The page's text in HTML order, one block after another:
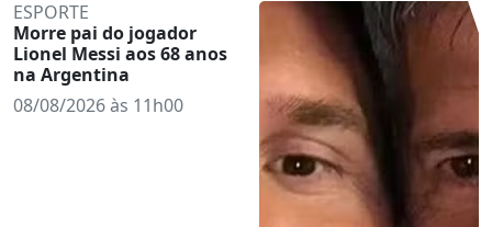
ESPORTE
Morre pai do jogador
Lionel Messi aos 68 anos
na Argentina
08/08/2026 às 11h00